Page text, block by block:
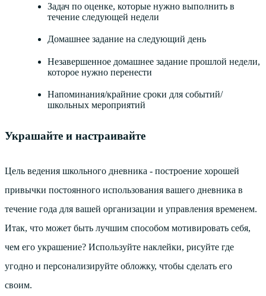
Задач по оценке, которые нужно выполнить в
течение следующей недели
Домашнее задание на следующий день
Незавершенное домашнее задание прошлой недели,
которое нужно перенести
Напоминания/крайние сроки для событий/
школьных мероприятий
Украшайте и настраивайте
Цель ведения школьного дневника - построение хорошей
привычки постоянного использования вашего дневника в
течение года для вашей организации и управления временем.
Итак, что может быть лучшим способом мотивировать себя,
чем его украшение? Используйте наклейки, рисуйте где
угодно и персонализируйте обложку, чтобы сделать его
своим.